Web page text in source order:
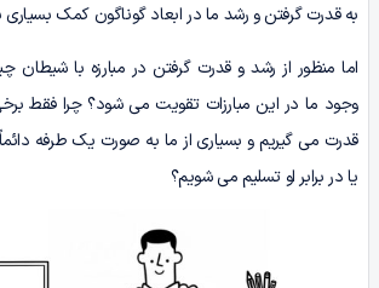
به قدرت گرفتن و رشد ما در ابعاد گوناگون کمک بسیاری
اما منظور از رشد و قدرت گرفتن در مبارزه با
وجود ما در این مبارزات تقویت می شود؟ چرا فقط
قدرت می گیریم و بسیاری از ما به صورت یک طرفه
یا در برابر او تسلیم می شویم؟